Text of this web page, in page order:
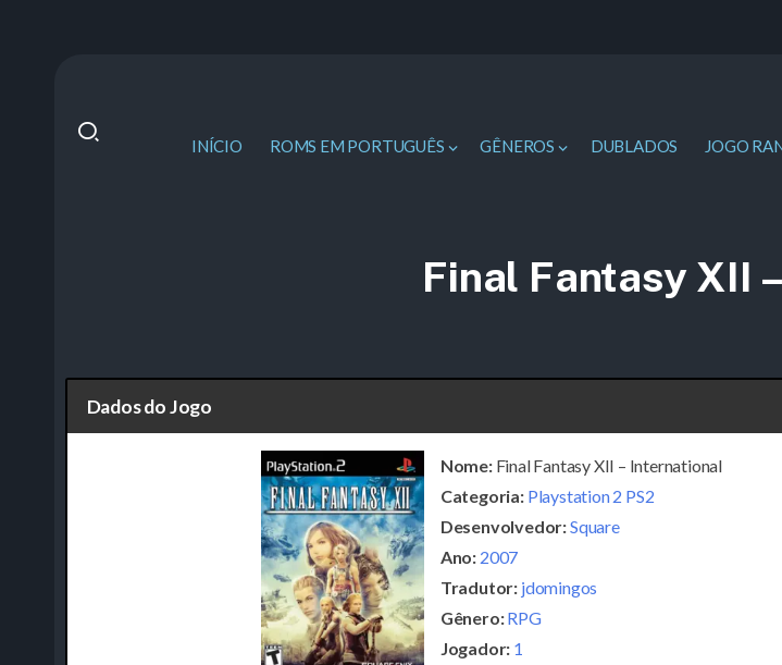
INÍCIO ROMS EM PORTUGUÊS GÊNEROS DUBLADOS JOGO
Final Fantasy XII
Dados do Jogo
Nome:Final Fantasy XII – International
Categoria: Playstation 2 PS2
Desenvolvedor:Square
Ano: 2007
Tradutor: jdomingos
Gênero:RPG
Jogador: 1